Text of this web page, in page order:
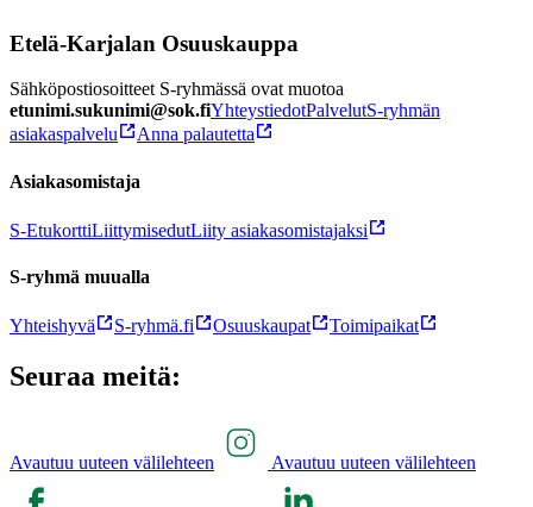
Etelä-Karjalan Osuuskauppa
Sähköpostiosoitteet S-ryhmässä ovat muotoa
etunimi.sukunimi@sok.fiYhteystiedotPalvelutS-ryhmän
asiakaspalvelu
Anna palautetta
Asiakasomistaja
S-EtukorttiLiittymisedutLiity asiakasomistajaksi
S-ryhmä muualla
Yhteishyvä S-ryhmä.fi Osuuskaupat Toimipaikat
Seuraa meitä:
Avautuu uuteen välilehteen Avautuu uuteen välilehteen